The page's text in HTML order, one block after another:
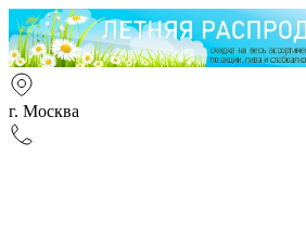
г. Москва